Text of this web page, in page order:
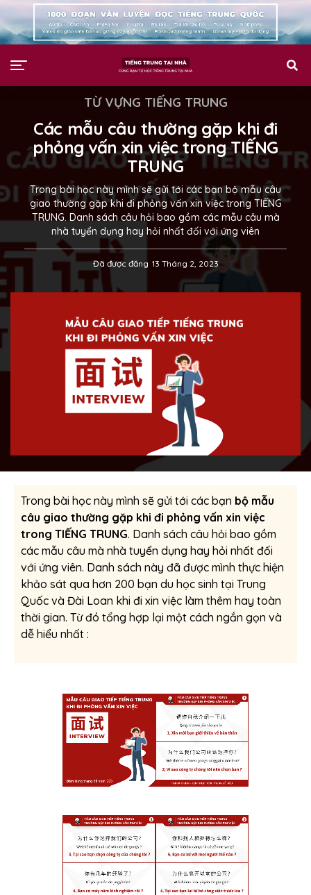
TỪ VỰNG TIẾNG TRUNG
Các mẫu câu thường gặp khi đi
phỏng vấn xin việc trong TIẾNG
TRUNG
Trong bài học này mình sẽ gửi tới các bạn bộ mẫu câu
giao thường gặp khi đi phỏng vấn xin việc trong TIẾNG
TRUNG. Danh sách câu hỏi bao gồm các mẫu câu mà
nhà tuyển dụng hay hỏi nhất đối với ứng viên
Đã được đăng 13 Tháng 2, 2023
Trong bài học này mình sẽ gửi tới các bạn bộ mẫu
câu giao thường gặp khi đi phỏng vấn xin việc
trong TIẾNG TRUNG. Danh sách câu hỏi bao gồm
các mẫu câu mà nhà tuyển dụng hay hỏi nhất đối
với ứng viên. Danh sách này đã được mình thực hiện
khảo sát qua hơn 200 bạn du học sinh tại Trung
Quốc và Đài Loan khi đi xin việc làm thêm hay toàn
thời gian. Từ đó tổng hợp lại một cách ngắn gọn và
dễ hiểu nhất :